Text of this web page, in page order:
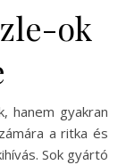
ok
hanem gyakran
a ritka és
Sok gyártó